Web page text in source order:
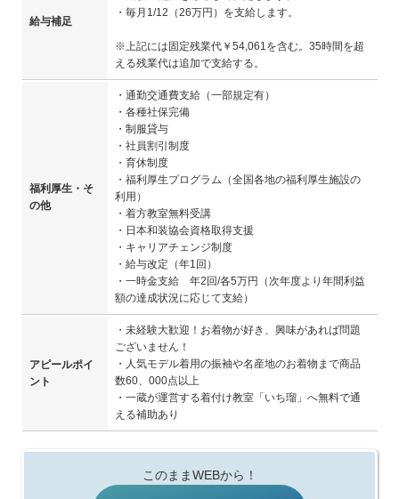
給与補足
・毎月1/12（26万円）を支給します。
※上記には固定残業代￥54,061を含む。35時間を超
える残業代は追加で支給する。
福利厚生・そ
の他
・通勤交通費支給（一部規定有）
・各種社保完備
・制服貸与
・社員割引制度
・育休制度
・福利厚生プログラム（全国各地の福利厚生施設の
利用）
・着方教室無料受講
・日本和装協会資格取得支援
・キャリアチェンジ制度
・給与改定（年1回）
・一時金支給 年2回/各5万円（次年度より年間利益
額の達成状況に応じて支給）
アピールポイ
ント
・未経験大歓迎！お着物が好き、興味があれば問題
ございません！
・人気モデル着用の振袖や名産地のお着物まで商品
数60、000点以上
・一蔵が運営する着付け教室「いち瑠」へ無料で通
える補助あり
このままWEBから！